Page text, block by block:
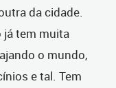
da cidade.
já tem muita
o mundo,
e tal. Tem